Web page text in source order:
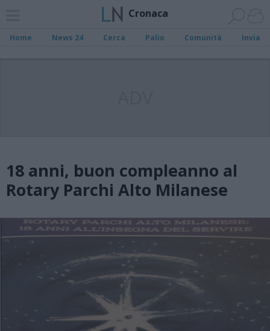
Cronaca
Home News 24 Cerca Palio Comunità Invia
18 anni, buon compleanno al
Rotary Parchi Alto Milanese